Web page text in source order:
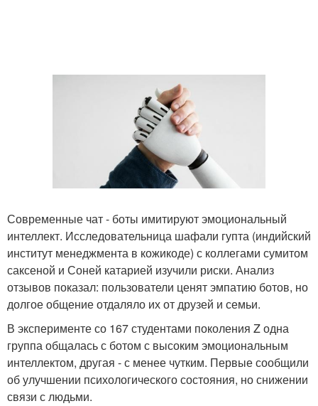
Современные чат - боты имитируют эмоциональный
интеллект. Исследовательница шафали гупта (индийский
институт менеджмента в кожикоде) с коллегами сумитом
саксеной и Соней катарией изучили риски. Анализ
отзывов показал: пользователи ценят эмпатию ботов, но
долгое общение отдаляло их от друзей и семьи.
В эксперименте со 167 студентами поколения Z одна
группа общалась с ботом с высоким эмоциональным
интеллектом, другая - с менее чутким. Первые сообщили
об улучшении психологического состояния, но снижении
связи с людьми.